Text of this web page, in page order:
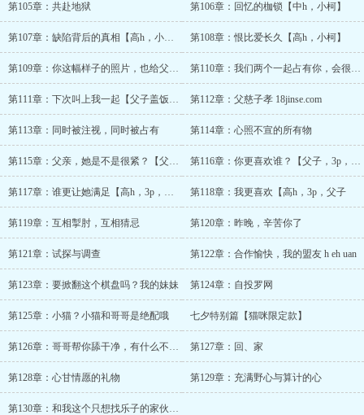
第105章：共赴地狱 第106章：回忆的枷锁【中h，小柯】
第107章：缺陷背后的真相【高h，小柯】 第108章：恨比爱长久【高h，小柯】
第109章：你这幅样子的照片，也给父亲看看 第110章：我们两个一起占有你，会很有趣吧？
第111章：下次叫上我一起【父子盖饭预告】 第112章：父慈子孝 18jinse.com
第113章：同时被注视，同时被占有 第114章：心照不宣的所有物
第115章：父亲，她是不是很紧？【父子， 第116章：你更喜欢谁？【父子，3p，高h
第117章：谁更让她满足【高h，3p，父子 第118章：我更喜欢【高h，3p，父子
第119章：互相掣肘，互相猜忌 第120章：昨晚，辛苦你了
第121章：试探与调查 第122章：合作愉快，我的盟友 h eh uan
第123章：要掀翻这个棋盘吗？我的妹妹 第124章：自投罗网
第125章：小猫？小猫和哥哥是绝配哦 七夕特别篇【猫咪限定款】
第126章：哥哥帮你舔干净，有什么不对吗 第127章：回、家
第128章：心甘情愿的礼物 第129章：充满野心与算计的心
第130章：和我这个只想找乐子的家伙，做一